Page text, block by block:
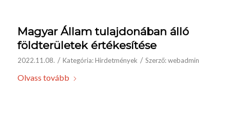
Magyar Állam tulajdonában álló
földterületek értékesítése
2022.11.08. / Kategória:Hirdetmények / Szerző:webadmin
Olvass tovább